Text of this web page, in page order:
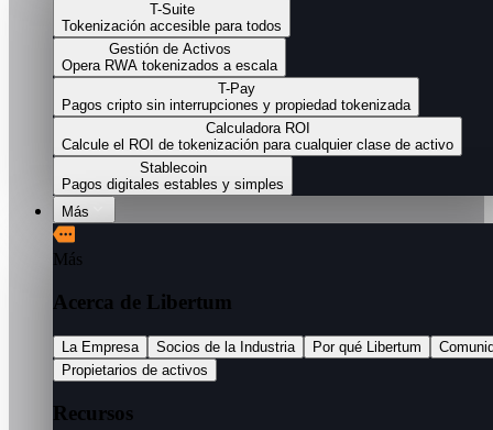
T-Suite
Tokenización accesible para todos
Gestión de Activos
Opera RWA tokenizados a escala
T-Pay
Pagos cripto sin interrupciones y propiedad tokenizada
Calculadora ROI
Calcule el ROI de tokenización para cualquier clase de activo
Stablecoin
Pagos digitales estables y simples
Más
Más
Acerca de Libertum
La Empresa Socios de la Industria Por qué Libertum
Propietarios de activos
Recursos